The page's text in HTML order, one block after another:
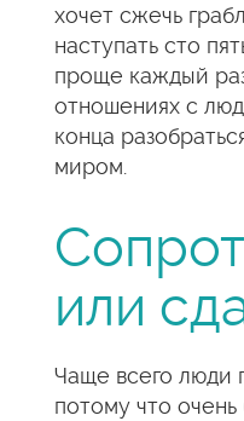
хочет сжечь
наступать сто
проще каждый
отношениях с
конца
миром.
или
Чаще всего люди
потому что